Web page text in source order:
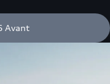
Avant